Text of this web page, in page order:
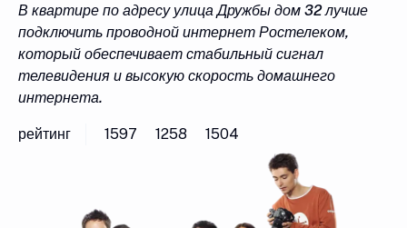
В квартире по адресу улица Дружбы дом 32 лучше
подключить проводной интернет Ростелеком,
который обеспечивает стабильный сигнал
телевидения и высокую скорость домашнего
интернета.
рейтинг 1597 1258 1504